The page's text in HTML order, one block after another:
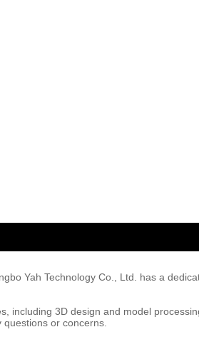
Yah Technology Co., Ltd. has a
including 3D design and model
or concerns.